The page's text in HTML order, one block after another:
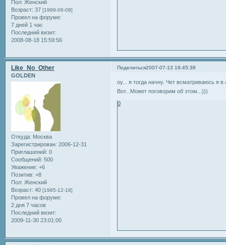
Пол: Женский
Возраст: 37 [1989-06-08]
Провел на форуме:
7 дней 1 час
Последний визит:
2008-08-18 15:59:56
Поделиться2007-07-13 19:45:38
Like_No_Other
GOLDEN
Откуда: Москва
Зарегистрирован: 2006-12-31
Приглашений: 0
Сообщений: 500
Уважение: +6
Позитив: +8
Пол: Женский
Возраст: 40 [1985-12-18]
Провел на форуме:
2 дня 7 часов
Последний визит:
2009-11-30 23:01:00
оу... я тогда начну. Чет всматриваюсь я
Вот...Может поговорим об этом...)))
0